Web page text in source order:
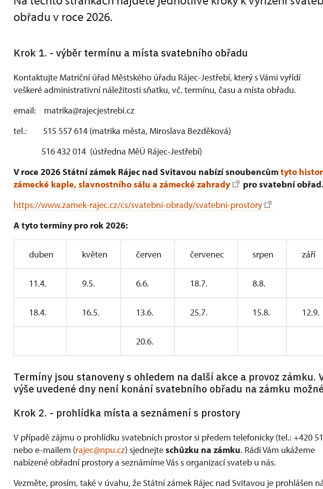
obřadu v roce 2026.
Krok 1. - výběr termínu a místa svatebního obřadu
Kontaktujte Matriční úřad Městského úřadu Rájec-Jestřebí, který s Vámi vyřídí
veškeré administrativní náležitosti sňatku, vč. termínu, času a místa obřadu.
email: matrika@rajecjestrebi.cz
tel.: 515 557 614 (matrika města, Miroslava Bezděková)
516 432 014 (ústředna MěÚ Rájec-Jestřebí)
V roce 2026 Státní zámek Rájec nad Svitavou nabízí snoubencůmtyto
zámecké kaple, slavnostního sálu a zámecké zahrady
pro svatební obřad.
https://www.zamek-rajec.cz/cs/svatebni-obrady/svatebni-prostory
A tyto termíny pro rok 2026:
duben květen červen červenec srpen září
11.4. 9.5. 6.6. 18.7. 8.8.
18.4. 16.5. 13.6. 25.7. 15.8. 12.9.
20.6.
Termíny jsou stanoveny s ohledem na další akce a provoz zámku.
výše uvedené dny není konání svatebního obřadu na zámku
Krok 2. - prohlídka místa a seznámení s prostory
V případě zájmu o prohlídku svatebních prostor si předem telefonicky (tel.: +420
nebo e-mailem (rajec@npu.cz) sjednejteschůzku na zámku. Rádi Vám ukážeme
nabízené obřadní prostory a seznámíme Vás s organizací svateb u nás.
Vezměte, prosím, také v úvahu, že Státní zámek Rájec nad Svitavou je prohlášen